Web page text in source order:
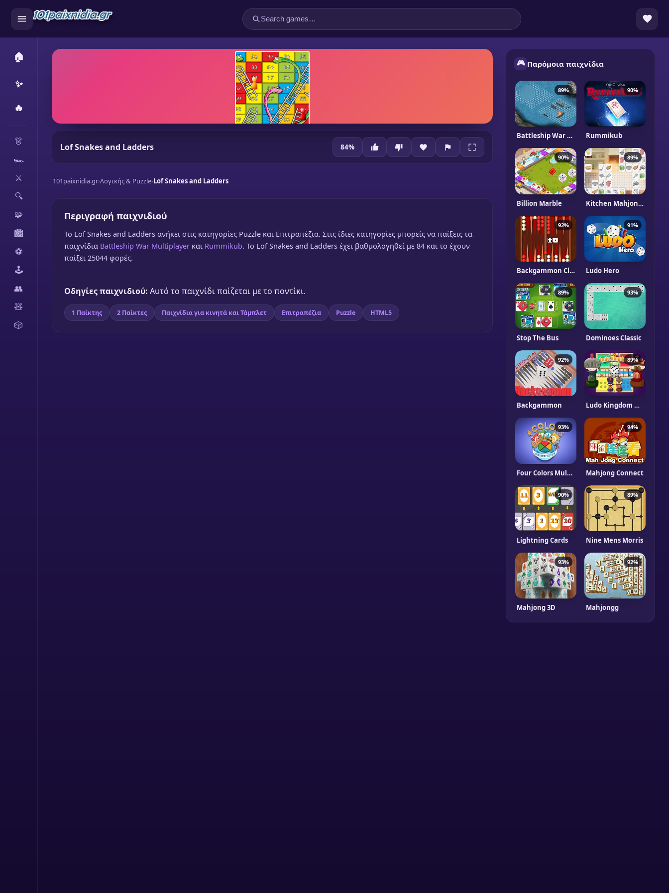
🏠
✨
🔥
👗
🏎️
⚔️
🔍
🧩
🏙️
⚽
🕹️
👥
🧸
🎲
Lof Snakes and Ladders 84%
101paixnidia.gr›Λογικής & Puzzle›Lof Snakes and Ladders
Περιγραφή παιχνιδιού
To Lof Snakes and Ladders ανήκει στις κατηγορίες Puzzle και Επιτραπέζια. Στις ίδιες κατηγορίες μπορείς να παίξεις τα
παιχνίδια Battleship War Multiplayer και Rummikub. Το Lof Snakes and Ladders έχει βαθμολογηθεί με 84 και το έχουν
παίξει 25044 φορές.
Οδηγίες παιχνιδιού: Αυτό το παιχνίδι παίζεται με το ποντίκι.
1 Παίκτης 2 Παίκτες Παιχνίδια για κινητά και Τάμπλετ Επιτραπέζια Puzzle HTML5
🎮 Παρόμοια παιχνίδια
89%
Battleship War Multiplayer
90%
Rummikub
90%
Billion Marble
89%
Kitchen Mahjong Classic
92%
Backgammon Classic
91%
Ludo Hero
89%
Stop The Bus
93%
Dominoes Classic
92%
Backgammon
89%
Ludo Kingdom Online
93%
Four Colors Multiplayer Monument Edition
94%
Mahjong Connect
90%
Lightning Cards
89%
Nine Mens Morris
93%
Mahjong 3D
92%
Mahjongg